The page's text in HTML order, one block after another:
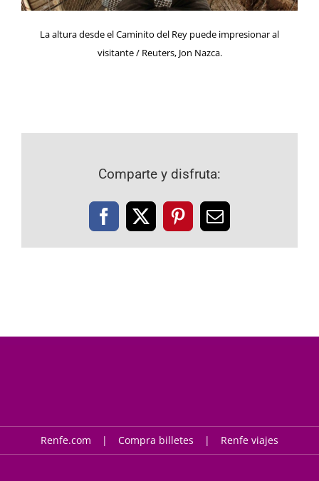
La altura desde el Caminito del Rey puede impresionar al
visitante / Reuters, Jon Nazca.
Comparte y disfruta:
Facebook
X PinterestCorreo
Renfe.com Compra billetes Renfe viajes